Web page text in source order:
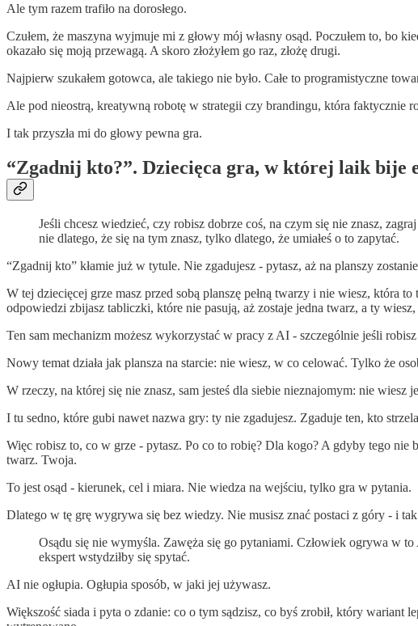
Ale tym razem trafiło na dorosłego.
Czułem, że maszyna wyjmuje mi z głowy mój własny osąd. Poczułem to, bo
okazało się moją przewagą. A skoro złożyłem go raz, złożę drugi.
Najpierw szukałem gotowca, ale takiego nie było. Całe to programistyczne
Ale pod nieostrą, kreatywną robotę w strategii czy brandingu, która faktycznie
I tak przyszła mi do głowy pewna gra.
“Zgadnij kto?”. Dziecięca gra, w której laik bije
Jeśli chcesz wiedzieć, czy robisz dobrze coś, na czym się nie znasz,
nie dlatego, że się na tym znasz, tylko dlatego, że umiałeś o to zapytać.
“Zgadnij kto” kłamie już w tytule. Nie zgadujesz - pytasz, aż na planszy
W tej dziecięcej grze masz przed sobą planszę pełną twarzy i nie wiesz, która
odpowiedzi zbijasz tabliczki, które nie pasują, aż zostaje jedna twarz, a ty wiesz,
Ten sam mechanizm możesz wykorzystać w pracy z AI - szczególnie jeśli
Nowy temat działa jak plansza na starcie: nie wiesz, w co celować. Tylko że
W rzeczy, na której się nie znasz, sam jesteś dla siebie nieznajomym: nie wiesz
I tu sedno, które gubi nawet nazwa gry: ty nie zgadujesz. Zgaduje ten, kto
Więc robisz to, co w grze - pytasz. Po co to robię? Dla kogo? A gdyby tego nie
twarz. Twoja.
To jest osąd - kierunek, cel i miara. Nie wiedza na wejściu, tylko gra w pytania.
Dlatego w tę grę wygrywa się bez wiedzy. Nie musisz znać postaci z góry - i
Osądu się nie wymyśla. Zawęża się go pytaniami. Człowiek ogrywa w
ekspert wstydziłby się spytać.
AI nie ogłupia. Ogłupia sposób, w jaki jej używasz.
Większość siada i pyta o zdanie: co o tym sądzisz, co byś zrobił, który wariant